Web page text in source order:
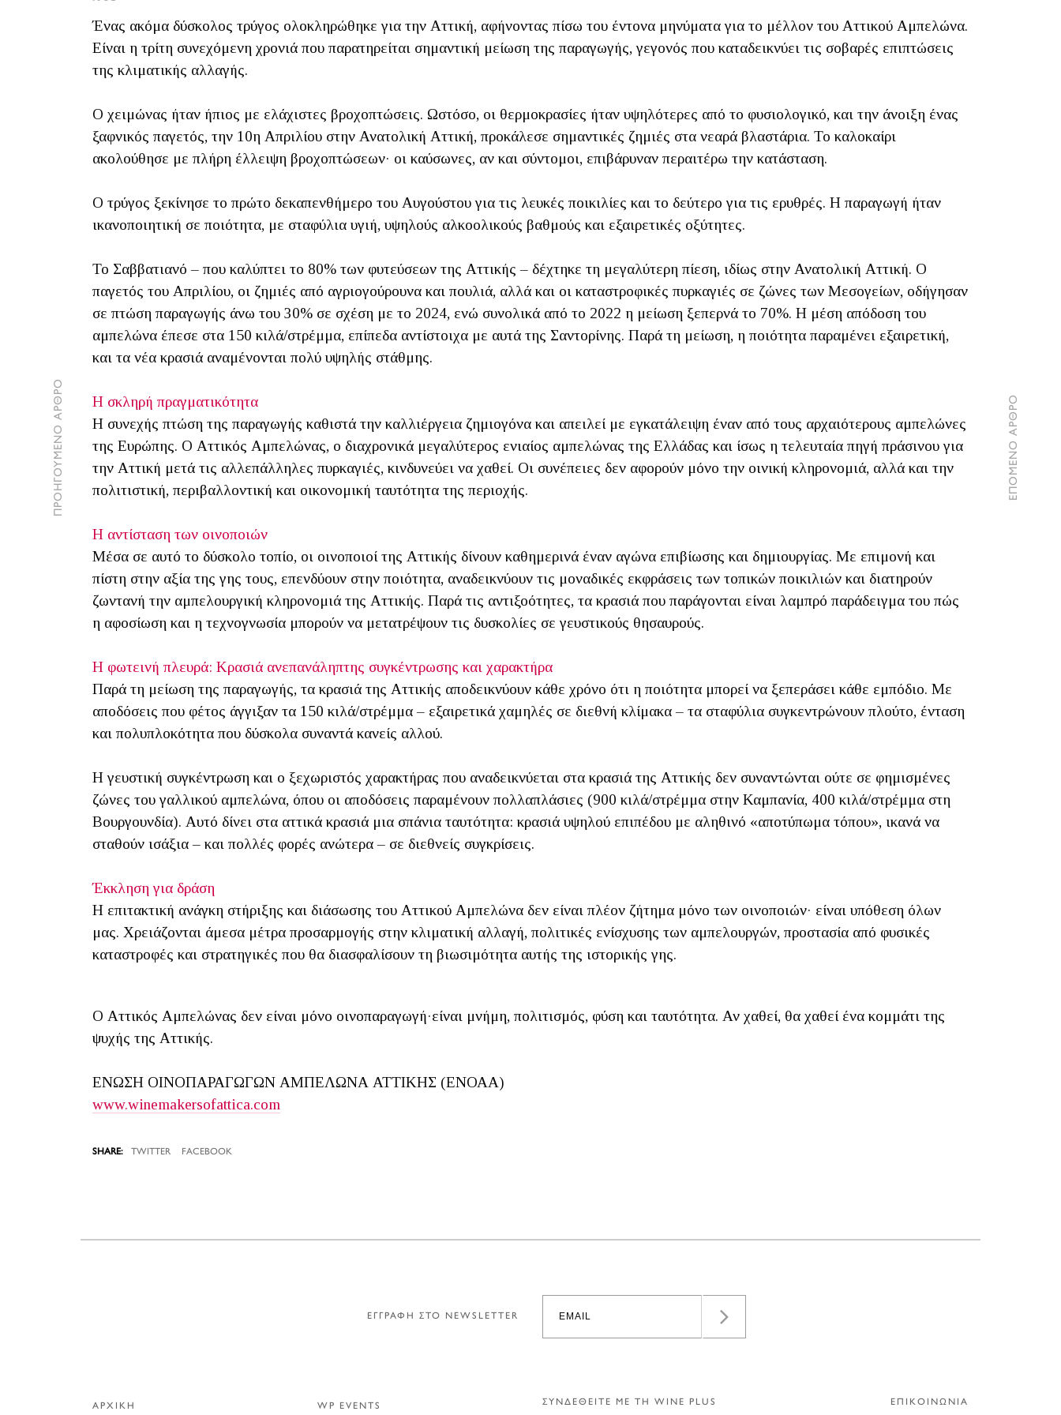
ΠΡΟΗΓΟΥΜΕΝΟ ΑΡΘΡΟ ΕΠΟΜΕΝΟ ΑΡΘΡΟ
Ένας ακόμα δύσκολος τρύγος ολοκληρώθηκε για την Αττική, αφήνοντας πίσω του έντονα μηνύματα για το μέλλον του Αττικού Αμπελώνα.
Είναι η τρίτη συνεχόμενη χρονιά που παρατηρείται σημαντική μείωση της παραγωγής, γεγονός που καταδεικνύει τις σοβαρές επιπτώσεις
της κλιματικής αλλαγής.
Ο χειμώνας ήταν ήπιος με ελάχιστες βροχοπτώσεις. Ωστόσο, οι θερμοκρασίες ήταν υψηλότερες από το φυσιολογικό, και την άνοιξη ένας
ξαφνικός παγετός, την 10η Απριλίου στην Ανατολική Αττική, προκάλεσε σημαντικές ζημιές στα νεαρά βλαστάρια. Το καλοκαίρι
ακολούθησε με πλήρη έλλειψη βροχοπτώσεων· οι καύσωνες, αν και σύντομοι, επιβάρυναν περαιτέρω την κατάσταση.
Ο τρύγος ξεκίνησε το πρώτο δεκαπενθήμερο του Αυγούστου για τις λευκές ποικιλίες και το δεύτερο για τις ερυθρές. Η παραγωγή ήταν
ικανοποιητική σε ποιότητα, με σταφύλια υγιή, υψηλούς αλκοολικούς βαθμούς και εξαιρετικές οξύτητες.
Το Σαββατιανό – που καλύπτει το 80% των φυτεύσεων της Αττικής – δέχτηκε τη μεγαλύτερη πίεση, ιδίως στην Ανατολική Αττική. Ο
παγετός του Απριλίου, οι ζημιές από αγριογούρουνα και πουλιά, αλλά και οι καταστροφικές πυρκαγιές σε ζώνες των Μεσογείων, οδήγησαν
σε πτώση παραγωγής άνω του 30% σε σχέση με το 2024, ενώ συνολικά από το 2022 η μείωση ξεπερνά το 70%. Η μέση απόδοση του
αμπελώνα έπεσε στα 150 κιλά/στρέμμα, επίπεδα αντίστοιχα με αυτά της Σαντορίνης. Παρά τη μείωση, η ποιότητα παραμένει εξαιρετική,
και τα νέα κρασιά αναμένονται πολύ υψηλής στάθμης.
Η σκληρή πραγματικότητα
Η συνεχής πτώση της παραγωγής καθιστά την καλλιέργεια ζημιογόνα και απειλεί με εγκατάλειψη έναν από τους αρχαιότερους αμπελώνες
της Ευρώπης. Ο Αττικός Αμπελώνας, ο διαχρονικά μεγαλύτερος ενιαίος αμπελώνας της Ελλάδας και ίσως η τελευταία πηγή πράσινου για
την Αττική μετά τις αλλεπάλληλες πυρκαγιές, κινδυνεύει να χαθεί. Οι συνέπειες δεν αφορούν μόνο την οινική κληρονομιά, αλλά και την
πολιτιστική, περιβαλλοντική και οικονομική ταυτότητα της περιοχής.
Η αντίσταση των οινοποιών
Μέσα σε αυτό το δύσκολο τοπίο, οι οινοποιοί της Αττικής δίνουν καθημερινά έναν αγώνα επιβίωσης και δημιουργίας. Με επιμονή και
πίστη στην αξία της γης τους, επενδύουν στην ποιότητα, αναδεικνύουν τις μοναδικές εκφράσεις των τοπικών ποικιλιών και διατηρούν
ζωντανή την αμπελουργική κληρονομιά της Αττικής. Παρά τις αντιξοότητες, τα κρασιά που παράγονται είναι λαμπρό παράδειγμα του πώς
η αφοσίωση και η τεχνογνωσία μπορούν να μετατρέψουν τις δυσκολίες σε γευστικούς θησαυρούς.
Η φωτεινή πλευρά: Κρασιά ανεπανάληπτης συγκέντρωσης και χαρακτήρα
Παρά τη μείωση της παραγωγής, τα κρασιά της Αττικής αποδεικνύουν κάθε χρόνο ότι η ποιότητα μπορεί να ξεπεράσει κάθε εμπόδιο. Με
αποδόσεις που φέτος άγγιξαν τα 150 κιλά/στρέμμα – εξαιρετικά χαμηλές σε διεθνή κλίμακα – τα σταφύλια συγκεντρώνουν πλούτο, ένταση
και πολυπλοκότητα που δύσκολα συναντά κανείς αλλού.
Η γευστική συγκέντρωση και ο ξεχωριστός χαρακτήρας που αναδεικνύεται στα κρασιά της Αττικής δεν συναντώνται ούτε σε φημισμένες
ζώνες του γαλλικού αμπελώνα, όπου οι αποδόσεις παραμένουν πολλαπλάσιες (900 κιλά/στρέμμα στην Καμπανία, 400 κιλά/στρέμμα στη
Βουργουνδία). Αυτό δίνει στα αττικά κρασιά μια σπάνια ταυτότητα: κρασιά υψηλού επιπέδου με αληθινό «αποτύπωμα τόπου», ικανά να
σταθούν ισάξια – και πολλές φορές ανώτερα – σε διεθνείς συγκρίσεις.
Έκκληση για δράση
Η επιτακτική ανάγκη στήριξης και διάσωσης του Αττικού Αμπελώνα δεν είναι πλέον ζήτημα μόνο των οινοποιών· είναι υπόθεση όλων
μας. Χρειάζονται άμεσα μέτρα προσαρμογής στην κλιματική αλλαγή, πολιτικές ενίσχυσης των αμπελουργών, προστασία από φυσικές
καταστροφές και στρατηγικές που θα διασφαλίσουν τη βιωσιμότητα αυτής της ιστορικής γης.
Ο Αττικός Αμπελώνας δεν είναι μόνο οινοπαραγωγή·είναι μνήμη, πολιτισμός, φύση και ταυτότητα. Αν χαθεί, θα χαθεί ένα κομμάτι της
ψυχής της Αττικής.
ΕΝΩΣΗ ΟΙΝΟΠΑΡΑΓΩΓΩΝ ΑΜΠΕΛΩΝΑ ΑΤΤΙΚΗΣ (ΕΝΟΑΑ)
www.winemakersofattica.com
TWITTER FACEBOOK
ΕΓΓΡΑΦΗ ΣΤΟ NEWSLETTER
ΑΡΧΙΚΗ WP EVENTS ΣΥΝΔΕΘΕΙΤΕ ΜΕ ΤΗ WINE PLUS ΕΠΙΚΟΙΝΩΝΙΑ